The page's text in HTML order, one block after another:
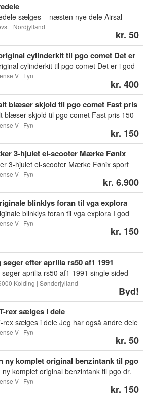
sælges – næsten nye dele Airsal
cylinderkit 180 kr. Har kun kørt ganske
malet med varmebestandig maling.
og fungerer som den skal. TT-
380 kr. Næsten som ny. Har kun været
og kørt ganske kort tid. God til standard
50cc 2T scootere/ kan også
på 70cc Stylepro 21 mm karburator
choker) 240 kr. Næsten ny. Kun brugt i
på grund af nyt projekt. Jeg har
| Nordjylland
kr. 50
cylinderkit til pgo comet Det er
og med nyt stempel Så det er klar
cylinderkit til pgo comet Det er i god
med nyt stempel Så det er klar til brug
400 kr Det kan afhentes i 5200 Odense v
Det kan også sendes for 65 kr
V | Fyn
kr. 400
blæser skjold til pgo comet Fast pris
blæser skjold til pgo comet Fast pris 150
afhentes i Odense v eller Søndersø Det
sendes.
V | Fyn
kr. 150
3-hjulet el-scooter Mærke Fønix
3-hjulet el-scooter Mærke Fønix sport
fået nye batterier 01/2025 til 8.500 kr Med
og brugervejledning Fra år 2017 og
køre med nr plade Det er en 30 scooter
og sidespejle Alt virker på den Den
men i pæn stand Den har altid stået til
når den er er blevet brugt Max
30km/t Speedometeret er kun med
Oplader og nøgler medfølger Kom gerne
en tur Sælge...
V | Fyn
kr. 6.900
blinklys foran til vga explora
blinklys foran til vga explora I god
pris 150 kr De kan afhentes i Odense v
De kan også sendes for 55 kr
V | Fyn
kr. 150
søger efter aprilia rs50 af1 1991
søger aprilia rs50 af1 1991 single sided
med excentrisk nav og med hele
Jeg uploader et billede af hvad
Kolding | Sønderjylland
Byd!
rex sælges i dele
rex sælges i dele Jeg har også andre dele
hvad du mangler Pris fra 50 kr Dele
i odense v eller Søndersø De kan
V | Fyn
kr. 50
ny komplet original benzintank til pgo
tex/tr3
komplet original benzintank til pgo dr.
tr3 Fast pris 150 kr Den kan afhentes i
eller sendes for 65 kr
V | Fyn
kr. 150